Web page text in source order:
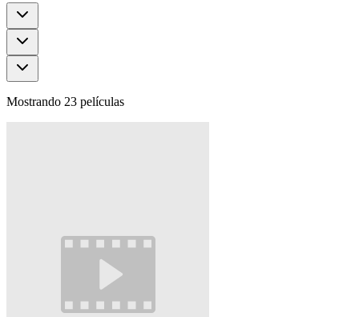
Mostrando 23 películas